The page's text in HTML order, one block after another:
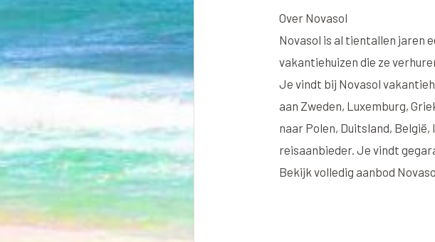
Over Novasol
Novasol is al tientallen jaren
vakantiehuizen die ze
Je vindt bij Novasol
aan Zweden, Luxemburg,
naar Polen, Duitsland, België,
reisaanbieder. Je vindt
Bekijk volledig aanbod